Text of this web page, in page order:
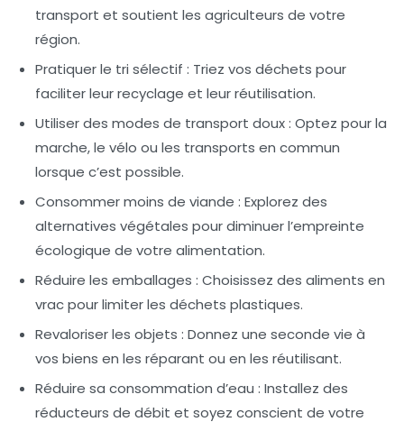
transport et soutient les agriculteurs de votre
région.
Pratiquer le tri sélectif : Triez vos déchets pour
faciliter leur recyclage et leur réutilisation.
Utiliser des modes de transport doux : Optez pour la
marche, le vélo ou les transports en commun
lorsque c’est possible.
Consommer moins de viande : Explorez des
alternatives végétales pour diminuer l’empreinte
écologique de votre alimentation.
Réduire les emballages : Choisissez des aliments en
vrac pour limiter les déchets plastiques.
Revaloriser les objets : Donnez une seconde vie à
vos biens en les réparant ou en les réutilisant.
Réduire sa consommation d’eau : Installez des
réducteurs de débit et soyez conscient de votre